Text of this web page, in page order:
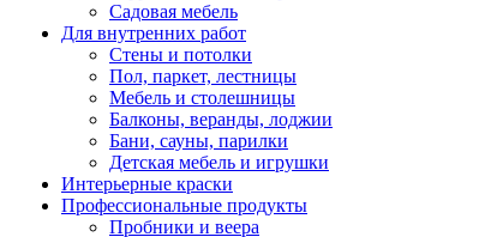
Садовая мебель
Для внутренних работ
Стены и потолки
Пол, паркет, лестницы
Мебель и столешницы
Балконы, веранды, лоджии
Бани, сауны, парилки
Детская мебель и игрушки
Интерьерные краски
Профессиональные продукты
Пробники и веера